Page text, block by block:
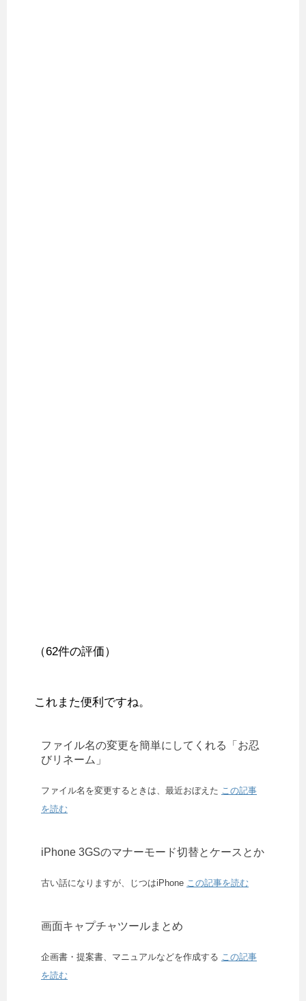
（62件の評価）
これまた便利ですね。
ファイル名の変更を簡単にしてくれる「お忍
びリネーム」
ファイル名を変更するときは、最近おぼえた この記事
を読む
iPhone 3GSのマナーモード切替とケースとか
古い話になりますが、じつはiPhone この記事を読む
画面キャプチャツールまとめ
企画書・提案書、マニュアルなどを作成する この記事
を読む